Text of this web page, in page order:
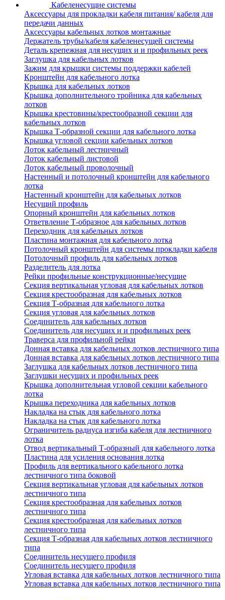
Кабеленесущие системы
Аксессуары для прокладки кабеля питания/ кабеля для
передачи данных
Аксессуары кабельных лотков монтажные
Держатель трубы/кабеля кабеленесущей системы
Деталь крепежная для несущих и и профильных реек
Заглушка для кабельных лотков
Зажим для крышки системы поддержки кабелей
Кронштейн для кабельного лотка
Крышка для кабельных лотков
Крышка дополнительного тройника для кабельных
лотков
Крышка крестовины/крестообразной секции для
кабельных лотков
Крышка Т-образной секции для кабельного лотка
Крышка угловой секции кабельных лотков
Лоток кабельный лестничный
Лоток кабельный листовой
Лоток кабельный проволочный
Настенный и потолочный кронштейн для кабельного
лотка
Настенный кронштейн для кабельных лотков
Несущий профиль
Опорный кронштейн для кабельных лотков
Ответвление Т-образное для кабельных лотков
Переходник для кабельных лотков
Пластина монтажная для кабельного лотка
Потолочный кронштейн для системы прокладки кабеля
Потолочный профиль для кабельных лотков
Разделитель для лотка
Рейки профильные конструкционные/несущие
Секция вертикальная угловая для кабельных лотков
Секция крестообразная для кабельных лотков
Секция Т-образная для кабельного лотка
Секция угловая для кабельных лотков
Соединитель для кабельных лотков
Соединитель для несущих и и профильных реек
Траверса для профильной рейки
Донная вставка для кабельных лотков лестничного типа
Донная вставка для кабельных лотков лестничного типа
Заглушка для кабельных лотков лестничного типа
Заглушки несущих и профильных реек
Крышка дополнительная угловой секции кабельного
лотка
Крышка переходника для кабельных лотков
Накладка на стык для кабельного лотка
Накладка на стык для кабельного лотка
Ограничитель радиуса изгиба кабеля для лестничного
лотка
Отвод вертикальный Т-образный для кабельного лотка
Пластина для усиления основания лотка
Профиль для вертикального кабельного лотка
лестничного типа боковой
Секция вертикальная угловая для кабельных лотков
лестничного типа
Секция крестообразная для кабельных лотков
лестничного типа
Секция крестообразная для кабельных лотков
лестничного типа
Секция Т-образная для кабельных лотков лестничного
типа
Соединитель несущего профиля
Соединитель несущего профиля
Угловая вставка для кабельных лотков лестничного типа
Угловая вставка для кабельных лотков лестничного типа